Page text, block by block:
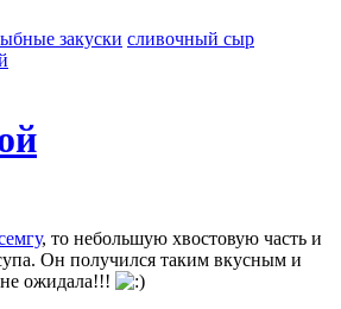
закуски сливочный сыр
, то небольшую хвостовую часть и
Он получился таким вкусным и
ожидала!!!